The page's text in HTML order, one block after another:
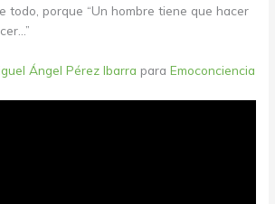
todo, porque “Un hombre tiene que hacer
Ángel Pérez Ibarra paraEmoconciencia